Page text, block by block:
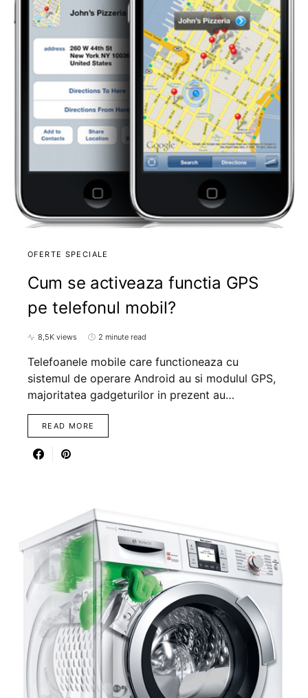
OFERTE SPECIALE
Cum se activeaza functia GPS
pe telefonul mobil?
8,5K views 2 minute read
Telefoanele mobile care functioneaza cu
sistemul de operare Android au si modulul GPS,
majoritatea gadgeturilor in prezent au…
READ MORE